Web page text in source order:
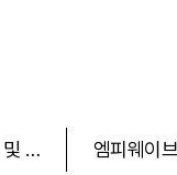
향
엠피웨이